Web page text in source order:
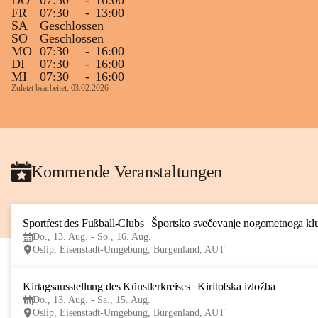
FR
07:30 - 13:00
SA
Geschlossen
SO
Geschlossen
MO 07:30 - 16:00
DI
07:30 - 16:00
MI
07:30 - 16:00
Zuletzt bearbeitet: 03.02.2026
Kommende Veranstaltungen
Sportfest des Fußball-Clubs | Športsko svečevanje nogometnoga
Do., 13. Aug. - So., 16. Aug.
Oslip, Eisenstadt-Umgebung, Burgenland, AUT
Kirtagsausstellung des Künstlerkreises | Kiritofska izložba
Do., 13. Aug. - Sa., 15. Aug.
Oslip, Eisenstadt-Umgebung, Burgenland, AUT